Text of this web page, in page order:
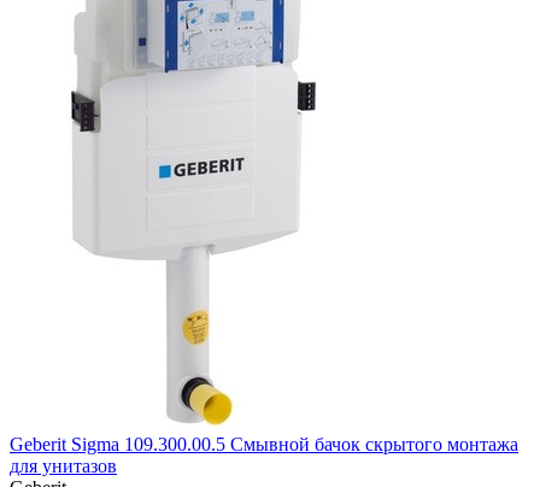
Geberit Sigma 109.300.00.5 Смывной бачок скрытого монтажа
для унитазов